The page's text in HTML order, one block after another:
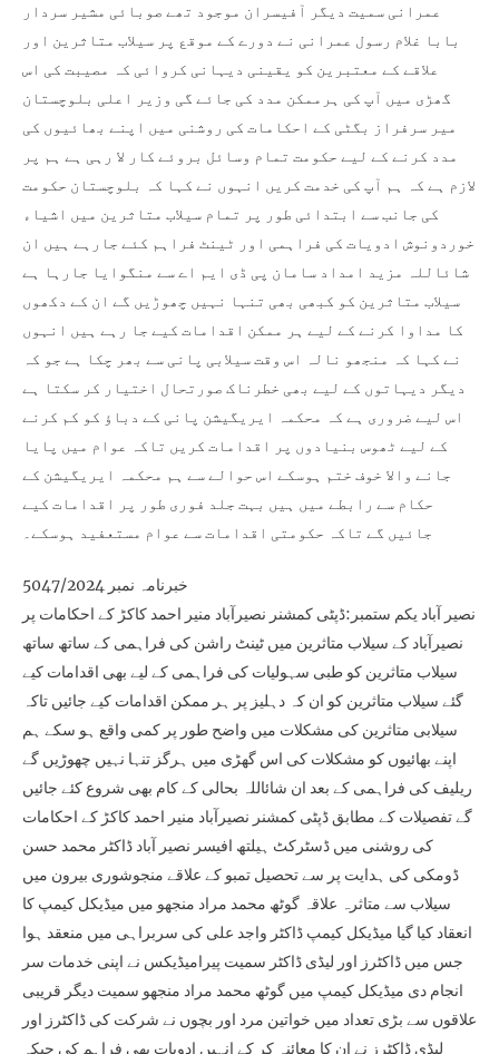
عمرانی سمیت دیگر آفیسران موجود تھے صوبائی مشیر سردار
بابا غلام رسول عمرانی نے دورے کے موقع پر سیلاب متاثرین اور
علاقے کے معتبرین کو یقینی دیہانی کروائی کہ مصیبت کی اس
گھڑی میں آپ کی ہرممکن مدد کی جائے گی وزیر اعلی بلوچستان
میر سرفراز بگٹی کے احکامات کی روشنی میں اپنے بھائیوں کی
مدد کرنے کے لیے حکومت تمام وسائل بروئے کار لا رہی ہے ہم پر
لازم ہے کہ ہم آپ کی خدمت کریں انہوں نے کہا کہ بلوچستان حکومت
کی جانب سے ابتدائی طور پر تمام سیلاب متاثرین میں اشیاء
خوردونوش ادویات کی فراہمی اور ٹینٹ فراہم کئے جارہے ہیں ان
شائاللہ مزید امداد سامان پی ڈی ایم اے سے منگوایا جارہا ہے
سیلاب متاثرین کو کبھی بھی تنہا نہیں چھوڑیں گے ان کے دکھوں
کا مداوا کرنے کے لیے ہر ممکن اقدامات کیے جا رہے ہیں انہوں
نے کہا کہ منجھو نالہ اس وقت سیلابی پانی سے بھر چکا ہے جو کہ
دیگر دیہاتوں کے لیے بھی خطرناک صورتحال اختیار کر سکتا ہے
اس لیے ضروری ہے کہ محکمہ ایریگیشن پانی کے دباؤ کو کم کرنے
کے لیے ٹھوس بنیادوں پر اقدامات کریں تاکہ عوام میں پایا
جانے والا خوف ختم ہوسکے اس حوالے سے ہم محکمہ ایریگیشن کے
حکام سے رابطے میں ہیں بہت جلد فوری طور پر اقدامات کیے
جائیں گے تاکہ حکومتی اقدامات سے عوام مستعفید ہوسکے۔
خبرنامہ نمبر 5047/2024
نصیر آباد یکم ستمبر:ڈپٹی کمشنر نصیرآباد منیر احمد کاکڑ کے احکامات پر
نصیرآباد کے سیلاب متاثرین میں ٹینٹ راشن کی فراہمی کے ساتھ ساتھ
سیلاب متاثرین کو طبی سہولیات کی فراہمی کے لیے بھی اقدامات کیے
گئے سیلاب متاثرین کو ان کہ دہلیز پر ہر ممکن اقدامات کیے جائیں تاکہ
سیلابی متاثرین کی مشکلات میں واضح طور پر کمی واقع ہو سکے ہم
اپنے بھائیوں کو مشکلات کی اس گھڑی میں ہرگز تنہا نہیں چھوڑیں گے
ریلیف کی فراہمی کے بعد ان شائاللہ بحالی کے کام بھی شروع کئے جائیں
گے تفصیلات کے مطابق ڈپٹی کمشنر نصیرآباد منیر احمد کاکڑ کے احکامات
کی روشنی میں ڈسٹرکٹ ہیلتھ افیسر نصیر آباد ڈاکٹر محمد حسن
ڈومکی کی ہدایت پر سے تحصیل تمبو کے علاقے منجوشوری بیرون میں
سیلاب سے متاثرہ علاقہ گوٹھ محمد مراد منجھو میں میڈیکل کیمپ کا
انعقاد کیا گیا میڈیکل کیمپ ڈاکٹر واجد علی کی سربراہی میں منعقد ہوا
جس میں ڈاکٹرز اور لیڈی ڈاکٹر سمیت پیرامیڈیکس نے اپنی خدمات سر
انجام دی میڈیکل کیمپ میں گوٹھ محمد مراد منجھو سمیت دیگر قریبی
علاقوں سے بڑی تعداد میں خواتین مرد اور بچوں نے شرکت کی ڈاکٹرز اور
لیڈی ڈاکٹرز نے ان کا معائنہ کر کے انہیں ادویات بھی فراہم کی جبکہ